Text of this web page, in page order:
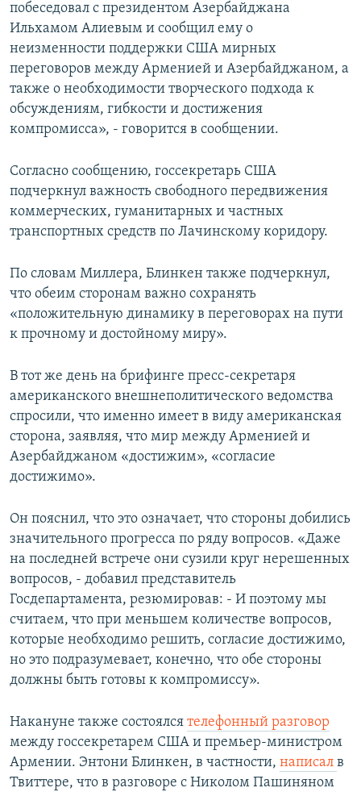
побеседовал с президентом Азербайджана
Ильхамом Алиевым и сообщил ему о
неизменности поддержки США мирных
переговоров между Арменией и Азербайджаном, а
также о необходимости творческого подхода к
обсуждениям, гибкости и достижения
компромисса», - говорится в сообщении.
Согласно сообщению, госсекретарь США
подчеркнул важность свободного передвижения
коммерческих, гуманитарных и частных
транспортных средств по Лачинскому коридору.
По словам Миллера, Блинкен также подчеркнул,
что обеим сторонам важно сохранять
«положительную динамику в переговорах на пути
к прочному и достойному миру».
В тот же день на брифинге пресс-секретаря
американского внешнеполитического ведомства
спросили, что именно имеет в виду американская
сторона, заявляя, что мир между Арменией и
Азербайджаном «достижим», «согласие
достижимо».
Он пояснил, что это означает, что стороны добились
значительного прогресса по ряду вопросов. «Даже
на последней встрече они сузили круг нерешенных
вопросов, - добавил представитель
Госдепартамента, резюмировав: - И поэтому мы
считаем, что при меньшем количестве вопросов,
которые необходимо решить, согласие достижимо,
но это подразумевает, конечно, что обе стороны
должны быть готовы к компромиссу».
Накануне также состоялся телефонный разговор
между госсекретарем США и премьер-министром
Армении. Энтони Блинкен, в частности, написал в
Твиттере, что в разговоре с Николом Пашиняном